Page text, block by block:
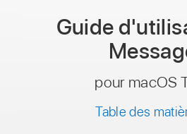
Guide
pour macOS
Table des